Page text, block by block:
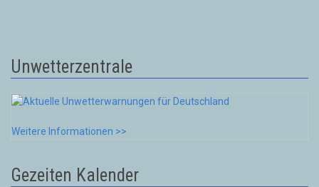
Unwetterzentrale
Weitere Informationen >>
Gezeiten Kalender